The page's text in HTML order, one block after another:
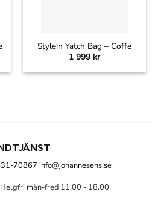
Stylein Yatch Bag – Coffe
1 999 kr
70867 info@johannesens.se
mån-fred 11.00 - 18.00